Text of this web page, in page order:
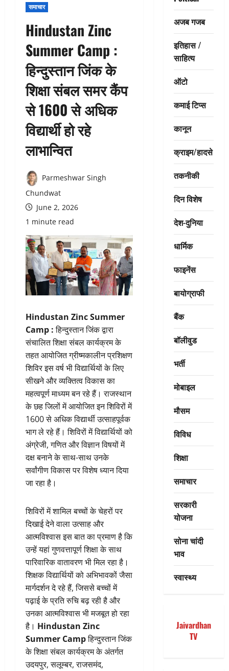
समाचार
Hindustan Zinc
Summer Camp :
हिन्दुस्तान जिंक के
शिक्षा संबल समर कैंप
से 1600 से अधिक
विद्यार्थी हो रहे
लाभान्वित
Parmeshwar Singh
Chundwat
June 2, 2026
1 minute read
Hindustan Zinc Summer
Camp :हिन्दुस्तान जिंक द्वारा
संचालित शिक्षा संबल कार्यक्रम के
तहत आयोजित ग्रीष्मकालीन प्रशिक्षण
शिविर इस वर्ष भी विद्यार्थियों के लिए
सीखने और व्यक्तित्व विकास का
महत्वपूर्ण माध्यम बन रहे हैं। राजस्थान
के छह जिलों में आयोजित इन शिविरों में
1600 से अधिक विद्यार्थी उत्साहपूर्वक
भाग ले रहे हैं। शिविरों में विद्यार्थियों को
अंग्रेजी, गणित और विज्ञान विषयों में
दक्ष बनाने के साथ-साथ उनके
सर्वांगीण विकास पर विशेष ध्यान दिया
जा रहा है।
शिविरों में शामिल बच्चों के चेहरों पर
दिखाई देने वाला उत्साह और
आत्मविश्वास इस बात का प्रमाण है कि
उन्हें यहां गुणवत्तापूर्ण शिक्षा के साथ
पारिवारिक वातावरण भी मिल रहा है।
शिक्षक विद्यार्थियों को अभिभावकों जैसा
मार्गदर्शन दे रहे हैं, जिससे बच्चों में
पढ़ाई के प्रति रुचि बढ़ रही है और
उनका आत्मविश्वास भी मजबूत हो रहा
है। Hindustan Zinc
Summer Campहिन्दुस्तान जिंक
के शिक्षा संबल कार्यक्रम के अंतर्गत
उदयपुर, सलूम्बर, राजसमंद,
अजब गजब
इतिहास /
साहित्य
ऑटो
कमाई टिप्स
कानून
क्राइम/हादसे
तकनीकी
दिन विशेष
देश-दुनिया
धार्मिक
फाइनेंस
बायोग्राफी
बैंक
बॉलीवुड
भर्ती
मोबाइल
मौसम
विविध
शिक्षा
समाचार
सरकारी
योजना
सोना चांदी
भाव
स्वास्थ्य
Jaivardhan
TV